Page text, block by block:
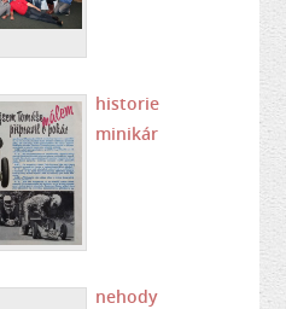
historie
minikár
nehody